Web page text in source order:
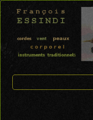
FRANÇOIS